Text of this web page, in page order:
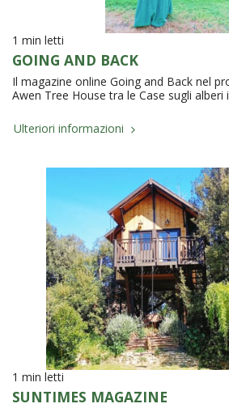
1 min letti
GOING AND BACK
Il magazine online Going and Back nel
Awen Tree House tra le Case sugli alberi
Ulteriori informazioni
1 min letti
SUNTIMES MAGAZINE